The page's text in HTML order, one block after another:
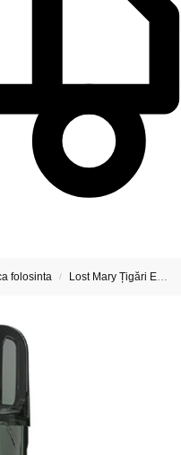
folosinta / Lost Mary Țigări Electronice & Vape-uri Reincarcabile